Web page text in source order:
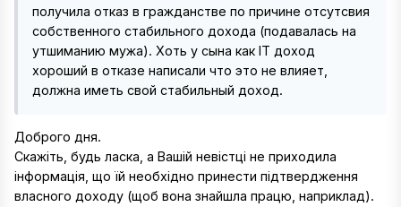
получила отказ в гражданстве по причине отсутсвия
собственного стабильного дохода (подавалась на
утшиманию мужа). Хоть у сына как IT доход
хороший в отказе написали что это не влияет,
должна иметь свой стабильный доход.
Доброго дня.
Скажіть, будь ласка, а Вашій невістці не приходила
інформація, що їй необхідно принести підтвердження
власного доходу (щоб вона знайшла працю, наприклад).